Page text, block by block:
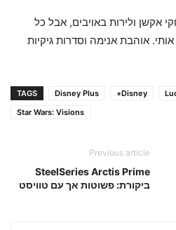
ולירות באויבים, אבל כל
אוהבת אנימה וסדרות גיקיות
TAGS Disney Plus Disney+
Star Wars: Visions
Previous article
SteelSeries Arctis Prime
ביקורת: פשוטות אך עם טוויסט